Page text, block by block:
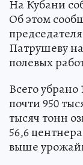
На Кубани
Об этом
Патрушеву
полевых
Всего убрано
почти 950
тысяч тонн
56,6
выше